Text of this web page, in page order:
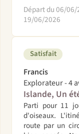
Départ du 06/
19/06/2026
Satisfait
Francis
Explorateur - 4
Islande, Un
Parti pour 11
d'oiseaux.
route par un